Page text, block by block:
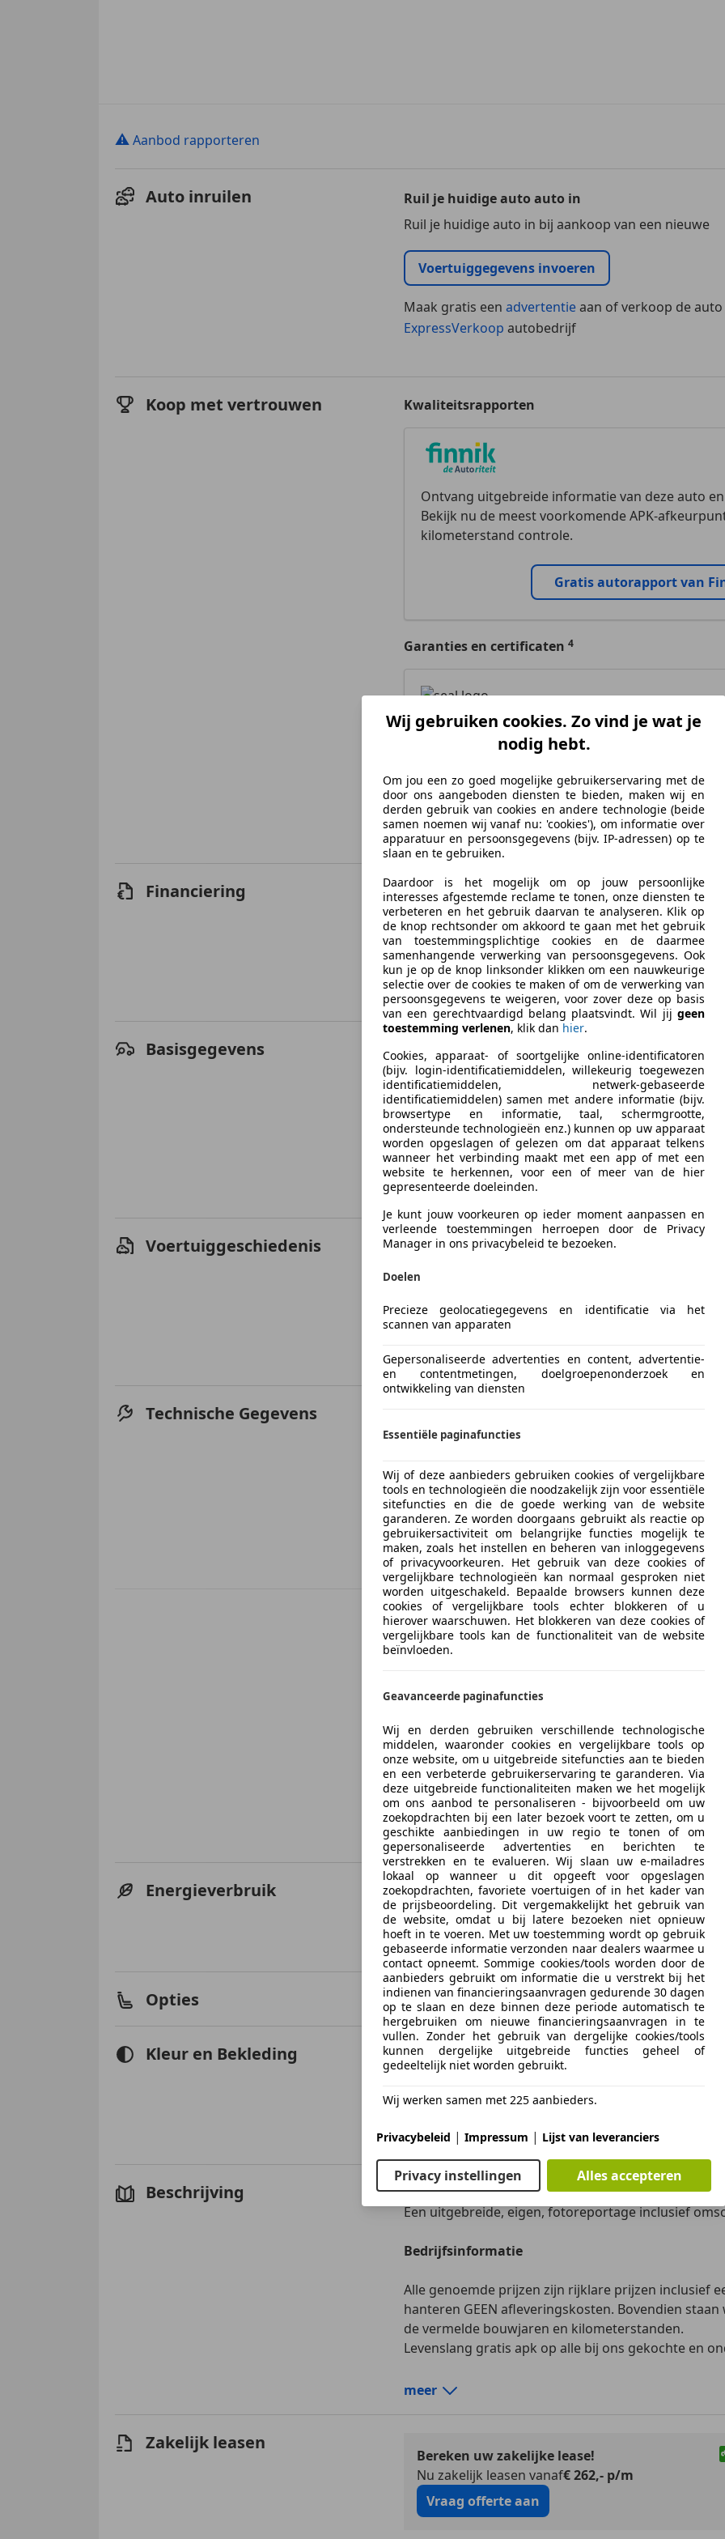
⚠ Aanbod rapporteren
Auto inruilen
Ruil je huidige auto auto in
Ruil je huidige auto in bij aankoop van een nieuwe
Voertuiggegevens invoeren
Maak gratis een advertentieaan of verkoop de
ExpressVerkoop autobedrijf
Koop met vertrouwen Kwaliteitsrapporten
Ontvang uitgebreide informatie van deze auto
Bekijk nu de meest voorkomende APK-
kilometerstand controle.
Gratis autorapport van
Garanties en certificaten
Deze auto heeft alle belangrijke
volgens het voorschrift van de fabrikant en de
onderhouden.
Meer informatie
Financiering
Bereken je autolening
Hoeveel wil je lenen?
Basisgegevens Carrosserietype
Voertuigtype
Gebruikt
Aandrijving
4x4
Stoelen
5
Deuren
5
Advertentienr.
Voertuiggeschiedenis Kilometerstand
221.344
Bouwjaar
APK
Nieuw
Vorige eigenaren
Volledige onderhoudshistorie
Ja
Technische Gegevens
207 kW
Transmissie
Cilinderinhoud
2.792 cm³
Versnellingen
6
Cilinders
6
Leeggewicht
1.675 kg
Energieverbruik Emissieklasse
Euro 4
Brandstof
Benzine
CO2-emissie
279 g/km
Opties Comfort en gemak
Armsteun
Cruise
Getinte
Lederen
Lederen
Lichtsensor
Entertainment en Media
Airbag
Airbag
meer
Kleur en Bekleding Kleur
Zwart
Zwart
Materiaal
Leder
Beschrijving
Deze auto is zojuist door ons ingeruild.
Een uitgebreide, eigen, fotoreportage inclusief
Bedrijfsinformatie
Alle genoemde prijzen zijn rijklare prijzen inclusief
hanteren GEEN afleveringskosten. Bovendien
de vermelde bouwjaren en kilometerstanden.
Levenslang gratis apk op alle bij ons gekochte en
Hoewel alle gegevens met de grootst mogelijke
aangeboden informatie. Aan de in dit document
op geen enkele wijze rechten worden ontleend of
wanneer deze niet door een tekeningsbevoegde is
is onder voorbehoud van druk-, zet-, prijs-, en
afbeeldingen zoals deze getoond worden zijn
meer
Zakelijk leasen
Bereken uw zakelijke lease!
Nu zakelijk leasen vanaf€ 262,- p/m
Vraag offerte aan
Wij gebruiken cookies. Zo vind je wat je
nodig hebt.
Om jou een zo goed mogelijke gebruikerservaring met de
door ons aangeboden diensten te bieden, maken wij en
derden gebruik van cookies en andere technologie (beide
samen noemen wij vanaf nu: 'cookies'), om informatie over
apparatuur en persoonsgegevens (bijv. IP-adressen) op te
slaan en te gebruiken.
Daardoor is het mogelijk om op jouw persoonlijke
interesses afgestemde reclame te tonen, onze diensten te
verbeteren en het gebruik daarvan te analyseren. Klik op
de knop rechtsonder om akkoord te gaan met het gebruik
van toestemmingsplichtige cookies en de daarmee
samenhangende verwerking van persoonsgegevens. Ook
kun je op de knop linksonder klikken om een nauwkeurige
selectie over de cookies te maken of om de verwerking van
persoonsgegevens te weigeren, voor zover deze op basis
van een gerechtvaardigd belang plaatsvindt. Wil jij geen
toestemming verlenen, klik dan hier.
Cookies, apparaat- of soortgelijke online-identificatoren
(bijv. login-identificatiemiddelen, willekeurig toegewezen
identificatiemiddelen, netwerk-gebaseerde
identificatiemiddelen) samen met andere informatie (bijv.
browsertype en informatie, taal, schermgrootte,
ondersteunde technologieën enz.) kunnen op uw apparaat
worden opgeslagen of gelezen om dat apparaat telkens
wanneer het verbinding maakt met een app of met een
website te herkennen, voor een of meer van de hier
gepresenteerde doeleinden.
Je kunt jouw voorkeuren op ieder moment aanpassen en
verleende toestemmingen herroepen door de Privacy
Manager in ons privacybeleid te bezoeken.
Doelen
Precieze geolocatiegegevens en identificatie via het
scannen van apparaten
Gepersonaliseerde advertenties en content, advertentie-
en contentmetingen, doelgroepenonderzoek en
ontwikkeling van diensten
Essentiële paginafuncties
Wij of deze aanbieders gebruiken cookies of vergelijkbare
tools en technologieën die noodzakelijk zijn voor essentiële
sitefuncties en die de goede werking van de website
garanderen. Ze worden doorgaans gebruikt als reactie op
gebruikersactiviteit om belangrijke functies mogelijk te
maken, zoals het instellen en beheren van inloggegevens
of privacyvoorkeuren. Het gebruik van deze cookies of
vergelijkbare technologieën kan normaal gesproken niet
worden uitgeschakeld. Bepaalde browsers kunnen deze
cookies of vergelijkbare tools echter blokkeren of u
hierover waarschuwen. Het blokkeren van deze cookies of
vergelijkbare tools kan de functionaliteit van de website
beïnvloeden.
Geavanceerde paginafuncties
Wij en derden gebruiken verschillende technologische
middelen, waaronder cookies en vergelijkbare tools op
onze website, om u uitgebreide sitefuncties aan te bieden
en een verbeterde gebruikerservaring te garanderen. Via
deze uitgebreide functionaliteiten maken we het mogelijk
om ons aanbod te personaliseren - bijvoorbeeld om uw
zoekopdrachten bij een later bezoek voort te zetten, om u
geschikte aanbiedingen in uw regio te tonen of om
gepersonaliseerde advertenties en berichten te
verstrekken en te evalueren. Wij slaan uw e-mailadres
lokaal op wanneer u dit opgeeft voor opgeslagen
zoekopdrachten, favoriete voertuigen of in het kader van
de prijsbeoordeling. Dit vergemakkelijkt het gebruik van
de website, omdat u bij latere bezoeken niet opnieuw
hoeft in te voeren. Met uw toestemming wordt op gebruik
gebaseerde informatie verzonden naar dealers waarmee u
contact opneemt. Sommige cookies/tools worden door de
aanbieders gebruikt om informatie die u verstrekt bij het
indienen van financieringsaanvragen gedurende 30 dagen
op te slaan en deze binnen deze periode automatisch te
hergebruiken om nieuwe financieringsaanvragen in te
vullen. Zonder het gebruik van dergelijke cookies/tools
kunnen dergelijke uitgebreide functies geheel of
gedeeltelijk niet worden gebruikt.
Wij werken samen met 225 aanbieders.
Privacybeleid | Impressum | Lijst van leveranciers
Privacy instellingen Alles accepteren